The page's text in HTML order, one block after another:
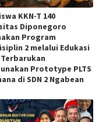
KKN-T 140
Diponegoro
Program
2 melalui Edukasi
Prototype PLTS
di SDN 2 Ngabean